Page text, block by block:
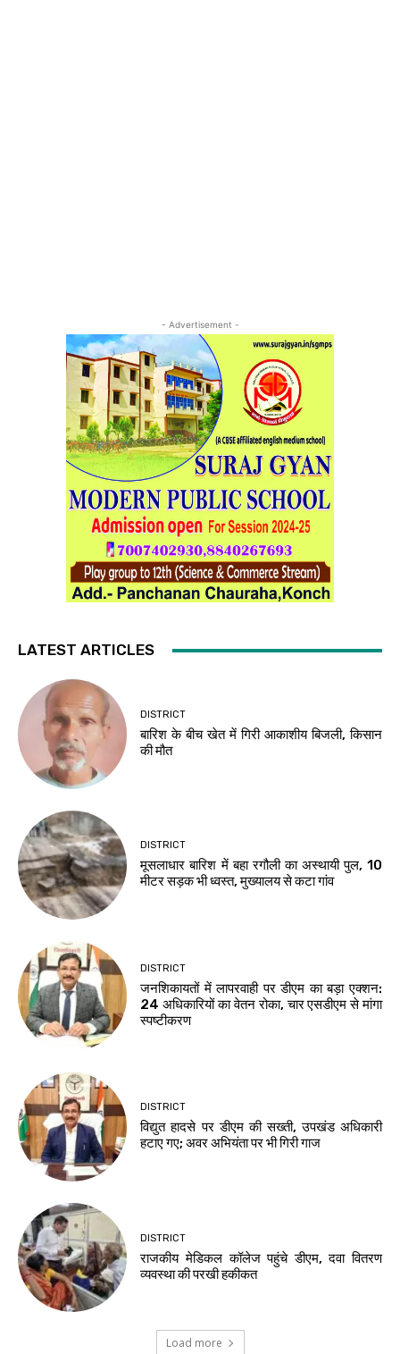
- Advertisement -
LATEST ARTICLES
DISTRICT
बारिश के बीच खेत में गिरी आकाशीय बिजली, किसान
की मौत
DISTRICT
मूसलाधार बारिश में बहा रगौली का अस्थायी पुल, 10
मीटर सड़क भी ध्वस्त, मुख्यालय से कटा गांव
DISTRICT
जनशिकायतों में लापरवाही पर डीएम का बड़ा एक्शन:
24 अधिकारियों का वेतन रोका, चार एसडीएम से मांगा
स्पष्टीकरण
DISTRICT
विद्युत हादसे पर डीएम की सख्ती, उपखंड अधिकारी
हटाए गए; अवर अभियंता पर भी गिरी गाज
DISTRICT
राजकीय मेडिकल कॉलेज पहुंचे डीएम, दवा वितरण
व्यवस्था की परखी हकीकत
Load more